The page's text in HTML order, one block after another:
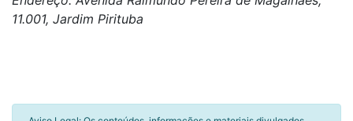
11.001, Jardim Pirituba